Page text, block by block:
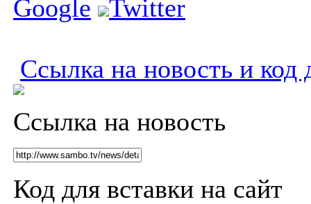
Google
Twitter
Ссылка на новость и код
Ссылка на новость
Код для вставки на сайт